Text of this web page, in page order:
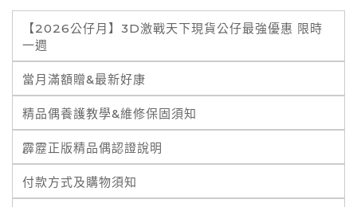
【2026公仔月】3D激戰天下現貨公仔最強優惠 限時
一週
當月滿額贈&最新好康
精品偶養護教學&維修保固須知
霹靂正版精品偶認證說明
付款方式及購物須知